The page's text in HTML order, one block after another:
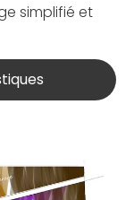
simplifié et